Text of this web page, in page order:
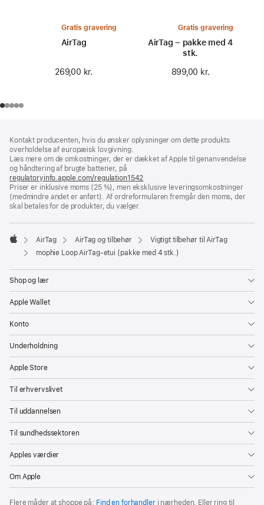
Gratis gravering
AirTag
269,00 kr.
Gratis gravering
AirTag – pakke med 4
stk.
899,00 kr.
Kontakt producenten, hvis du ønsker oplysninger om dette produkts
overholdelse af europæisk lovgivning.
Læs mere om de omkostninger, der er dækket af Apple til genanvendelse
og håndtering af brugte batterier, på
regulatoryinfo.apple.com/regulation1542
i
et
Priser er inklusive moms (25 %), men eksklusive leveringsomkostninger
(medmindre andet er anført). Af ordreformularen fremgår den moms, der
skal betales for de produkter, du vælger.
Apple
AirTag AirTag og tilbehør
Vigtigt tilbehør til AirTag
mophie Loop AirTag-etui (pakke med 4 stk.)
Shop og lær
Apple Wallet
Konto
Underholdning
Apple Store
Til erhvervslivet
Til uddannelsen
Til sundhedssektoren
Apples værdier
Om Apple
Flere måder at shoppe på: Find en forhandleri nærheden. Eller ring til